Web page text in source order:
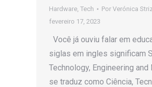
Hardware, Tech Por Verónica
fevereiro 17, 2023
Você já ouviu falar em
siglas em ingles significam
Technology, Engineering
se traduz como Ciência,